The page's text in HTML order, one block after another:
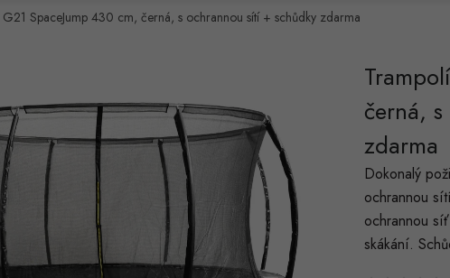
SpaceJump 430 cm, černá, s ochrannou sítí + schůdky zdarma
černá,
zdarma
Dokonalý
ochrannou
ochrannou
skákání.